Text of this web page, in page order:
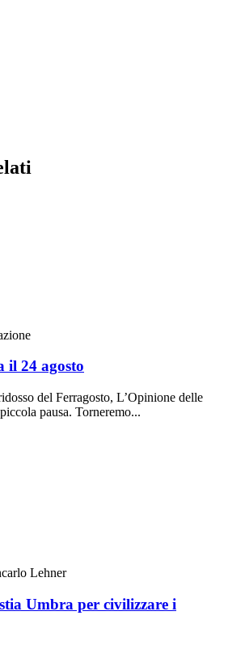
il 24 agosto
del Ferragosto, L’Opinione delle
pausa. Torneremo...
Lehner
Umbra per civilizzare i